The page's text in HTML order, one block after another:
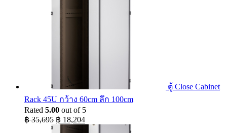
ตู้ Close Cabinet
Rack 45U กว้าง 60cm ลึก 100cm
Rated 5.00 out of 5
฿35,695 Original
price
฿ 18,204Current
price